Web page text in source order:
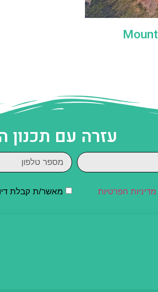
הר הגעש וזוב (Mount
עזרה עם תכנון
מדיניות הפרטיות מאשר/ת קבלת